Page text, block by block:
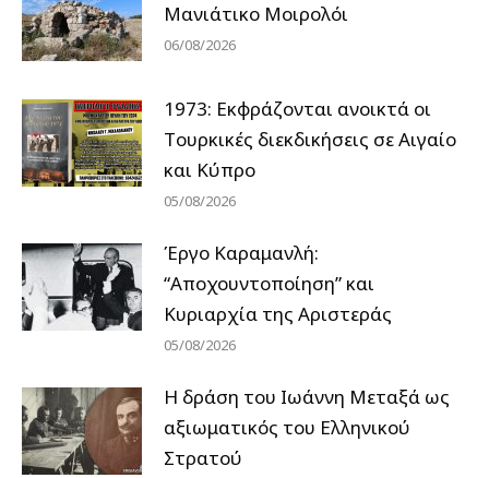
Μανιάτικο Μοιρολόι
06/08/2026
1973: Εκφράζονται ανοικτά οι
Tουρκικές διεκδικήσεις σε Αιγαίο
και Κύπρο
05/08/2026
Έργο Καραμανλή:
“Αποχουντοποίηση” και
Κυριαρχία της Αριστεράς
05/08/2026
H δράση του Ιωάννη Μεταξά ως
αξιωματικός του Ελληνικού
Στρατού